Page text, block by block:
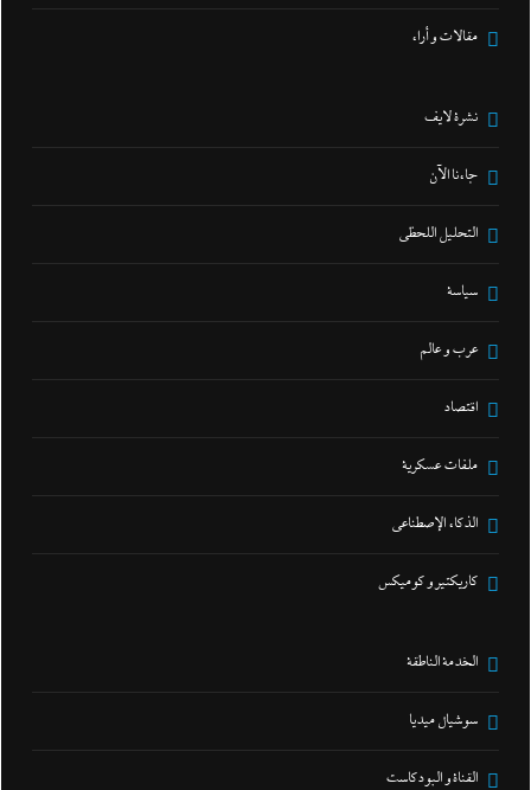
مقالات و أراء
نشرة لايف
جاءنا الآن
التحليل اللحظي
سياسة
عرب و عالم
اقتصاد
ملفات عسكرية
الذكاء الإصطناعي
كاريكتير و كوميكس
الخدمة الناطقة
سوشيال ميديا
القناة و البودكاست